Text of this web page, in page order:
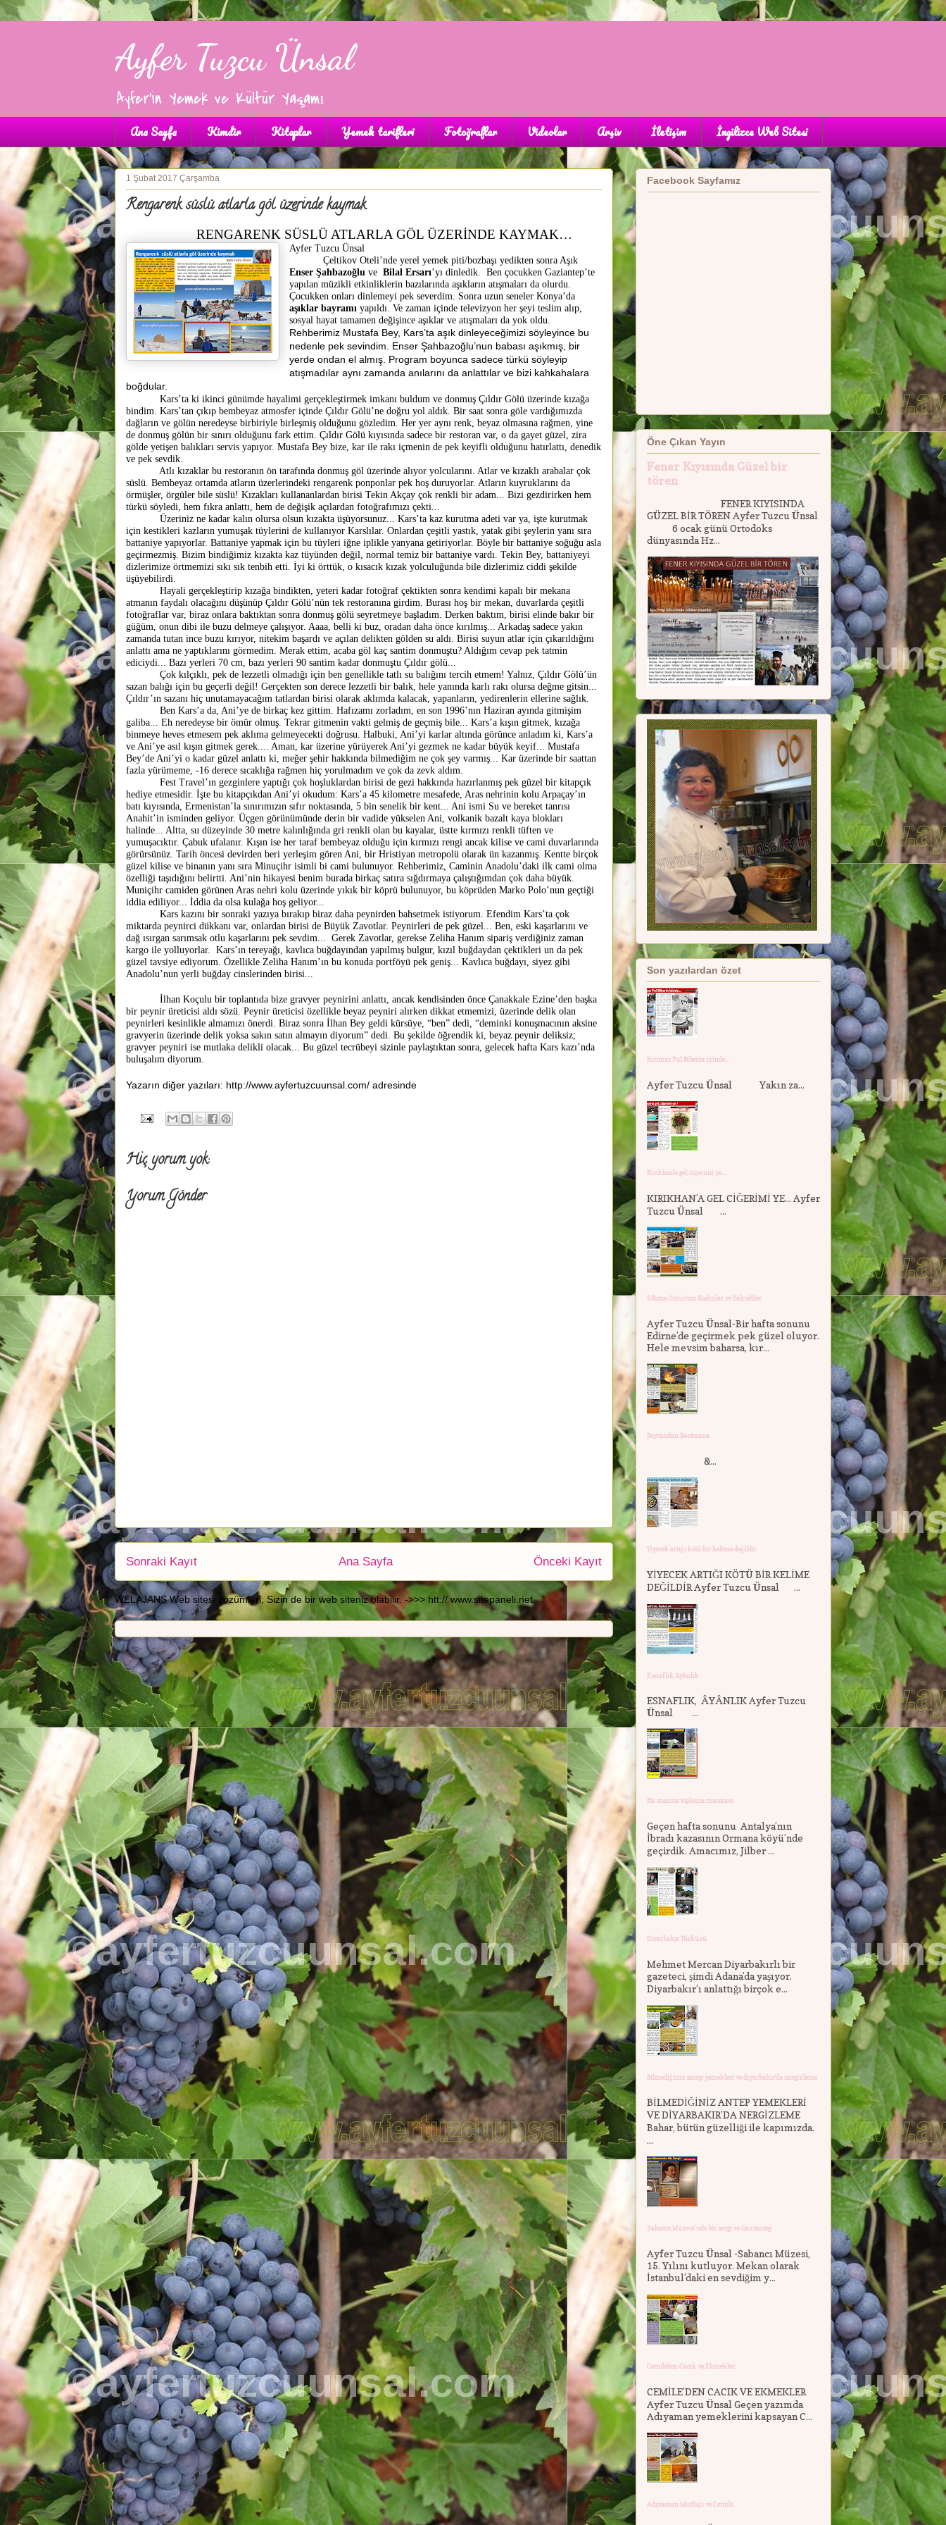
Ayfer Tuzcu Ünsal
Ayfer'in Yemek ve Kültür Yaşamı
Ana Sayfa Kimdir Kitaplar Yemek tarifleri Fotoğraflar Videolar Arşiv İletişim İngilizce Web Sitesi
1 Şubat 2017 Çarşamba
Rengarenk süslü atlarla göl üzerinde kaymak
RENGARENK SÜSLÜ ATLARLA GÖL ÜZERİNDE KAYMAK…
Ayfer Tuzcu Ünsal
Çeltikov Oteli’nde yerel yemek piti/bozbaşı yedikten sonra Aşık
Enser Şahbazoğlu ve Bilal Ersarı’yı dinledik. Ben çocukken Gaziantep’te
yapılan müzikli etkinliklerin bazılarında aşıkların atışmaları da olurdu.
Çocukken onları dinlemeyi pek severdim. Sonra uzun seneler Konya’da
aşıklar bayramı yapıldı. Ve zaman içinde televizyon her şeyi teslim alıp,
sosyal hayat tamamen değişince aşıklar ve atışmaları da yok oldu.
Rehberimiz Mustafa Bey, Kars’ta aşık dinleyeceğimizi söyleyince bu
nedenle pek sevindim. Enser Şahbazoğlu’nun babası aşıkmış, bir
yerde ondan el almış. Program boyunca sadece türkü söyleyip
atışmadılar aynı zamanda anılarını da anlattılar ve bizi kahkahalara
boğdular.
Kars’ta ki ikinci günümde hayalimi gerçekleştirmek imkanı buldum ve donmuş Çıldır Gölü üzerinde kızağa
bindim. Kars’tan çıkıp bembeyaz atmosfer içinde Çıldır Gölü’ne doğru yol aldık. Bir saat sonra göle vardığımızda
dağların ve gölün neredeyse birbiriyle birleşmiş olduğunu gözledim. Her yer aynı renk, beyaz olmasına rağmen, yine
de donmuş gölün bir sınırı olduğunu fark ettim. Çıldır Gölü kıyısında sadece bir restoran var, o da gayet güzel, zira
gölde yetişen balıkları servis yapıyor. Mustafa Bey bize, kar ile rakı içmenin de pek keyifli olduğunu hatırlattı, denedik
ve pek sevdik.
Atlı kızaklar bu restoranın ön tarafında donmuş göl üzerinde alıyor yolcularını. Atlar ve kızaklı arabalar çok
süslü. Bembeyaz ortamda atların üzerlerindeki rengarenk ponponlar pek hoş duruyorlar. Atların kuyruklarını da
örmüşler, örgüler bile süslü! Kızakları kullananlardan birisi Tekin Akçay çok renkli bir adam... Bizi gezdirirken hem
türkü söyledi, hem fıkra anlattı, hem de değişik açılardan fotoğrafımızı çekti...
Üzeriniz ne kadar kalın olursa olsun kızakta üşüyorsunuz... Kars’ta kaz kurutma adeti var ya, işte kurutmak
için kestikleri kazların yumuşak tüylerini de kullanıyor Karslılar. Onlardan çeşitli yastık, yatak gibi şeylerin yanı sıra
battaniye yapıyorlar. Battaniye yapmak için bu tüyleri iğne iplikle yanyana getiriyorlar. Böyle bir battaniye soğuğu asla
geçirmezmiş. Bizim bindiğimiz kızakta kaz tüyünden değil, normal temiz bir battaniye vardı. Tekin Bey, battaniyeyi
dizlerimize örtmemizi sıkı sık tenbih etti. İyi ki örttük, o kısacık kızak yolculuğunda bile dizlerimiz ciddi şekilde
üşüyebilirdi.
Hayali gerçekleştirip kızağa bindikten, yeteri kadar fotoğraf çektikten sonra kendimi kapalı bir mekana
atmanın faydalı olacağını düşünüp Çıldır Gölü’nün tek restoranına girdim. Burası hoş bir mekan, duvarlarda çeşitli
fotoğraflar var, biraz onlara baktıktan sonra donmuş gölü seyretmeye başladım. Derken baktım, birisi elinde bakır bir
güğüm, onun dibi ile buzu delmeye çalışıyor. Aaaa, belli ki buz, oradan daha önce kırılmış... Arkadaş sadece yakın
zamanda tutan ince buzu kırıyor, nitekim başardı ve açılan delikten gölden su aldı. Birisi suyun atlar için çıkarıldığını
anlattı ama ne yaptıklarını görmedim. Merak ettim, acaba göl kaç santim donmuştu? Aldığım cevap pek tatmin
ediciydi... Bazı yerleri 70 cm, bazı yerleri 90 santim kadar donmuştu Çıldır gölü...
Çok kılçıklı, pek de lezzetli olmadığı için ben genellikle tatlı su balığını tercih etmem! Yalnız, Çıldır Gölü’ün
sazan balığı için bu geçerli değil! Gerçekten son derece lezzetli bir balık, hele yanında karlı rakı olursa değme gitsin...
Çıldır’ın sazanı hiç unutamayacağım tatlardan birisi olarak aklımda kalacak, yapanların, yedirenlerin ellerine sağlık.
Ben Kars’a da, Ani’ye de birkaç kez gittim. Hafızamı zorladım, en son 1996’nın Haziran ayında gitmişim
galiba... Eh neredeyse bir ömür olmuş. Tekrar gitmenin vakti gelmiş de geçmiş bile... Kars’a kışın gitmek, kızağa
binmeye heves etmesem pek aklıma gelmeyecekti doğrusu. Halbuki, Ani’yi karlar altında görünce anladım ki, Kars’a
ve Ani’ye asıl kışın gitmek gerek.... Aman, kar üzerine yürüyerek Ani’yi gezmek ne kadar büyük keyif... Mustafa
Bey’de Ani’yi o kadar güzel anlattı ki, meğer şehir hakkında bilmediğim ne çok şey varmış... Kar üzerinde bir saattan
fazla yürümeme, -16 derece sıcaklığa rağmen hiç yorulmadım ve çok da zevk aldım.
Fest Travel’ın gezginlere yaptığı çok hoşluklardan birisi de gezi hakkında hazırlanmış pek güzel bir kitapçık
hediye etmesidir. İşte bu kitapçıkdan Ani’yi okudum: Kars’a 45 kilometre mesafede, Aras nehrinin kolu Arpaçay’ın
batı kıyısında, Ermenistan’la sınırımızın sıfır noktasında, 5 bin senelik bir kent... Ani ismi Su ve bereket tanrısı
Anahit’in isminden geliyor. Üçgen görünümünde derin bir vadide yükselen Ani, volkanik bazalt kaya blokları
halinde... Altta, su düzeyinde 30 metre kalınlığında gri renkli olan bu kayalar, üstte kırmızı renkli tüften ve
yumuşacıktır. Çabuk ufalanır. Kışın ise her taraf bembeyaz olduğu için kırmızı rengi ancak kilise ve cami duvarlarında
görürsünüz. Tarih öncesi devirden beri yerleşim gören Ani, bir Hristiyan metropolü olarak ün kazanmış. Kentte birçok
güzel kilise ve binanın yanı sıra Minuçihr isimli bi cami bulunuyor. Rehberimiz, Caminin Anadolu’daki ilk cami olma
özelliği taşıdığını belirtti. Ani’nin hikayesi benim burada birkaç satıra sığdırmaya çalıştığımdan çok daha büyük.
Muniçihr camiden görünen Aras nehri kolu üzerinde yıkık bir köprü bulunuyor, bu köprüden Marko Polo’nun geçtiği
iddia ediliyor... İddia da olsa kulağa hoş geliyor...
Kars kazını bir sonraki yazıya bırakıp biraz daha peynirden bahsetmek istiyorum. Efendim Kars’ta çok
miktarda peynirci dükkanı var, onlardan birisi de Büyük Zavotlar. Peynirleri de pek güzel... Ben, eski kaşarlarını ve
dağ ısırgan sarımsak otlu kaşarlarını pek sevdim... Gerek Zavotlar, gerekse Zeliha Hanım sipariş verdiğiniz zaman
kargo ile yolluyorlar. Kars’ın tereyağı, kavlıca buğdayından yapılmış bulgur, kızıl buğdaydan çektikleri un da pek
güzel tavsiye ediyorum. Özellikle Zeliha Hanım’ın bu konuda portföyü pek geniş... Kavlıca buğdayı, siyez gibi
Anadolu’nun yerli buğday cinslerinden birisi...
İlhan Koçulu bir toplantıda bize gravyer peynirini anlattı, ancak kendisinden önce Çanakkale Ezine’den başka
bir peynir üreticisi aldı sözü. Peynir üreticisi özellikle beyaz peyniri alırken dikkat etmemizi, üzerinde delik olan
peynirleri kesinlikle almamızı önerdi. Biraz sonra İlhan Bey geldi kürsüye, “ben” dedi, “deminki konuşmacının aksine
gravyerin üzerinde delik yoksa sakın satın almayın diyorum” dedi. Bu şekilde öğrendik ki, beyaz peynir deliksiz;
gravyer peyniri ise mutlaka delikli olacak... Bu güzel tecrübeyi sizinle paylaştıktan sonra, gelecek hafta Kars kazı’nda
buluşalım diyorum.
Yazarın diğer yazıları: http://www.ayfertuzcuunsal.com/ adresinde
Hiç yorum yok:
Yorum Gönder
Sonraki Kayıt Önceki Kayıt
Ana Sayfa
WELAJANS Web sitesi çözümleri; Sizin de bir web siteniz olabilir. ->>> htt:// www.sitepaneli.net
Facebook Sayfamız
Öne Çıkan Yayın
Fener Kıyısında Güzel bir
tören
FENER KIYISINDA
GÜZEL BİR TÖREN Ayfer Tuzcu Ünsal
6 ocak günü Ortodoks
dünyasında Hz...
Son yazılardan özet
Kırmızı Pul Biberin izinde...
Ayfer Tuzcu Ünsal Yakın za...
Kırıkhan'a gel, ciğerimi ye...
KIRIKHAN’A GEL CİĞERİMİ YE... Ayfer
Tuzcu Ünsal ...
Edirne, Girişimci Kadınlar ve Yahudiler
Ayfer Tuzcu Ünsal-Bir hafta sonunu
Edirne’de geçirmek pek güzel oluyor.
Hele mevsim baharsa, kır...
Beyrandan Restorana
&...
Yiyecek artığı kötü bir kelime değildir
YİYECEK ARTIĞI KÖTÜ BİR KELİME
DEĞİLDİR Ayfer Tuzcu Ünsal ...
Esnaflık, âyânlık
ESNAFLIK, ÂYÂNLIK Ayfer Tuzcu
Ünsal ...
Bir mantar toplama macerası
Geçen hafta sonunu Antalya’nın
İbradı kazasının Ormana köyü’nde
geçirdik. Amacımız, Jilber ...
Diyarbakır Türküsü
Mehmet Mercan Diyarbakırlı bir
gazeteci, şimdi Adana’da yaşıyor.
Diyarbakır’ı anlattığı birçok e...
Bilmediğiniz antep yemekleri ve diyarbakır'da nergizleme
BİLMEDİĞİNİZ ANTEP YEMEKLERİ
VE DİYARBAKIR’DA NERGİZLEME
Bahar, bütün güzelliği ile kapımızda.
...
Sabancı Müzesi'nde bir sergi ve Gaziantep
Ayfer Tuzcu Ünsal -Sabancı Müzesi,
15. Yılını kutluyor. Mekan olarak
İstanbul’daki en sevdiğim y...
Cemile'den Cacık ve Ekmekler
CEMİLE’DEN CACIK VE EKMEKLER
Ayfer Tuzcu Ünsal Geçen yazımda
Adıyaman yemeklerini kapsayan C...
Adıyaman Mutfağı ve Cemile